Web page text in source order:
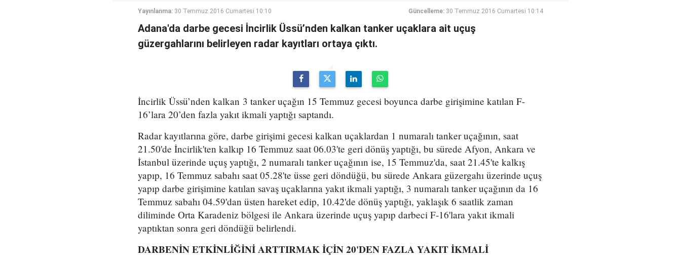
Yayınlanma: 30 Temmuz 2016 Cumartesi 10:10 Güncelleme: 30 Temmuz 2016 Cumartesi 10:14
Adana'da darbe gecesi İncirlik Üssü’nden kalkan tanker uçaklara ait uçuş
güzergahlarını belirleyen radar kayıtları ortaya çıktı.
İncirlik Üssü’nden kalkan 3 tanker uçağın 15 Temmuz gecesi boyunca darbe girişimine katılan F-
16’lara 20’den fazla yakıt ikmali yaptığı saptandı.
Radar kayıtlarına göre, darbe girişimi gecesi kalkan uçaklardan 1 numaralı tanker uçağının, saat
21.50'de İncirlik'ten kalkıp 16 Temmuz saat 06.03'te geri dönüş yaptığı, bu sürede Afyon, Ankara ve
İstanbul üzerinde uçuş yaptığı, 2 numaralı tanker uçağının ise, 15 Temmuz'da, saat 21.45'te kalkış
yapıp, 16 Temmuz sabahı saat 05.28'te üsse geri döndüğü, bu sürede Ankara güzergahı üzerinde uçuş
yapıp darbe girişimine katılan savaş uçaklarına yakıt ikmali yaptığı, 3 numaralı tanker uçağının da 16
Temmuz sabahı 04.59'dan üsten hareket edip, 10.42'de dönüş yaptığı, yaklaşık 6 saatlik zaman
diliminde Orta Karadeniz bölgesi ile Ankara üzerinde uçuş yapıp darbeci F-16'lara yakıt ikmali
yaptıktan sonra geri döndüğü belirlendi.
DARBENİN ETKİNLİĞİNİ ARTTIRMAK İÇİN 20'DEN FAZLA YAKIT İKMALİ